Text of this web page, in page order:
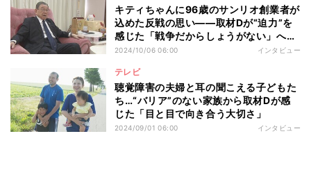
キティちゃんに96歳のサンリオ創業者が
込めた反戦の思い――取材Dが“迫力”を
感じた「戦争だからしょうがない」への
怒り
2024/10/06 06:00 インタビュー
テレビ
聴覚障害の夫婦と耳の聞こえる子どもた
ち…“バリア”のない家族から取材Dが感
じた「目と目で向き合う大切さ」
2024/09/01 06:00 インタビュー